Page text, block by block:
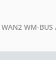
WM-BUS